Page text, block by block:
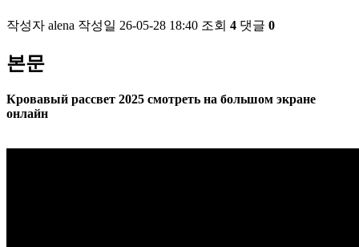
작성자 alena 작성일 26-05-28 18:40 조회 4 댓글 0
본문
Кровавый рассвет 2025 смотреть на большом экране
онлайн